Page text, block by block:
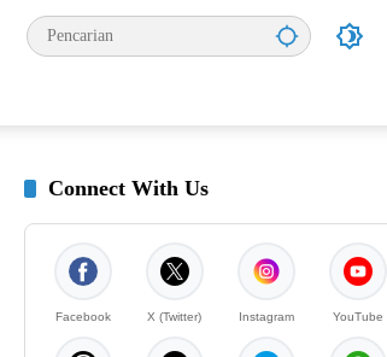
Connect With Us
Facebook X (Twitter) Instagram YouTube